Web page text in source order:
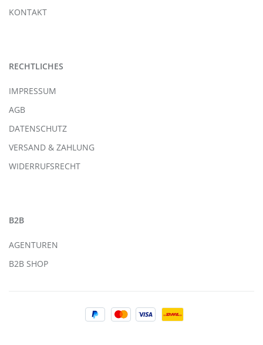
KONTAKT
RECHTLICHES
IMPRESSUM
AGB
DATENSCHUTZ
VERSAND & ZAHLUNG
WIDERRUFSRECHT
B2B
AGENTUREN
B2B SHOP